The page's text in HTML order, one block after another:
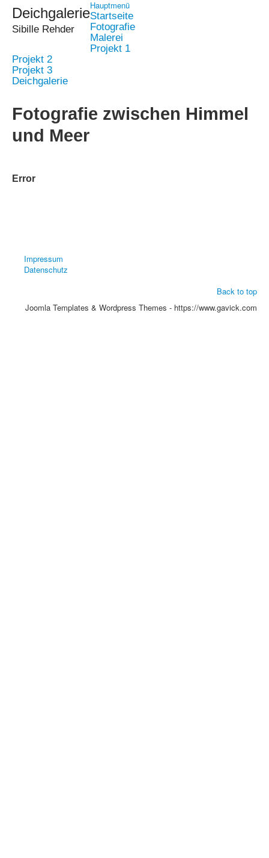
Deichgalerie
Sibille Rehder
Hauptmenü
Startseite
Fotografie
Malerei
Projekt 1
Projekt 2
Projekt 3
Deichgalerie
Fotografie zwischen Himmel
und Meer
Error
Impressum
Datenschutz
Back to top
Joomla Templates & Wordpress Themes - https://www.gavick.com